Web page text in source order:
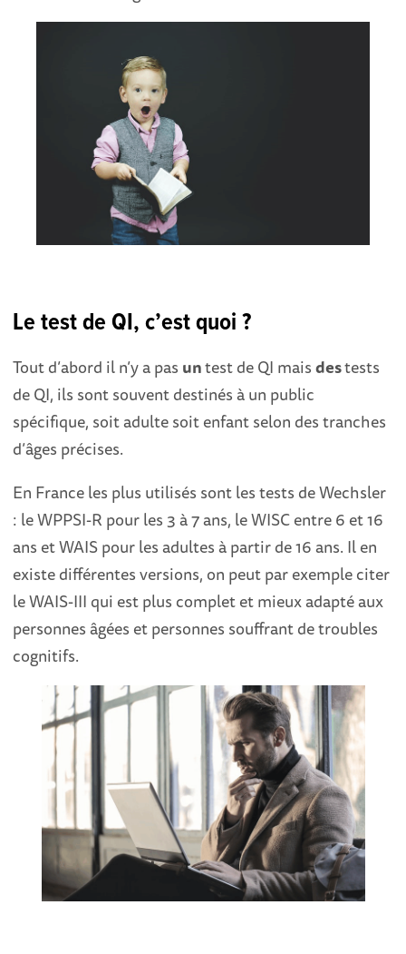
Le test de QI, c’est quoi ?
Tout d’abord il n’y a pas untest de QI maisdestests
de QI, ils sont souvent destinés à un public
spécifique, soit adulte soit enfant selon des tranches
d’âges précises.
En France les plus utilisés sont les tests de Wechsler
: le WPPSI-R pour les 3 à 7 ans, le WISC entre 6 et 16
ans et WAIS pour les adultes à partir de 16 ans. Il en
existe différentes versions, on peut par exemple citer
le WAIS-III qui est plus complet et mieux adapté aux
personnes âgées et personnes souffrant de troubles
cognitifs.